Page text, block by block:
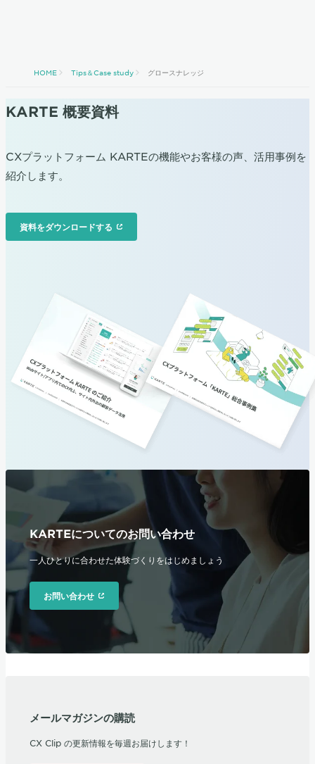
HOME Tips＆Case study グロースナレッジ
KARTE 概要資料
CXプラットフォーム KARTEの機能やお客様の声、活用事例を
紹介します。
資料をダウンロードする
KARTEについてのお問い合わせ
一人ひとりに合わせた体験づくりをはじめましょう
お問い合わせ
メールマガジンの購読
CX Clip の更新情報を毎週お届けします！